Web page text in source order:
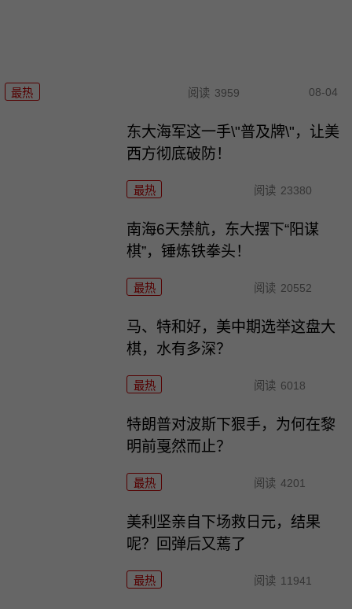
最热 阅读 3959 08-04
东大海军这一手\"普及牌\"，让美
西方彻底破防！
最热 阅读 23380
南海6天禁航，东大摆下“阳谋
棋”，锤炼铁拳头！
最热 阅读 20552
马、特和好，美中期选举这盘大
棋，水有多深？
最热 阅读 6018
特朗普对波斯下狠手，为何在黎
明前戛然而止？
最热 阅读 4201
美利坚亲自下场救日元，结果
呢？回弹后又蔫了
最热 阅读 11941